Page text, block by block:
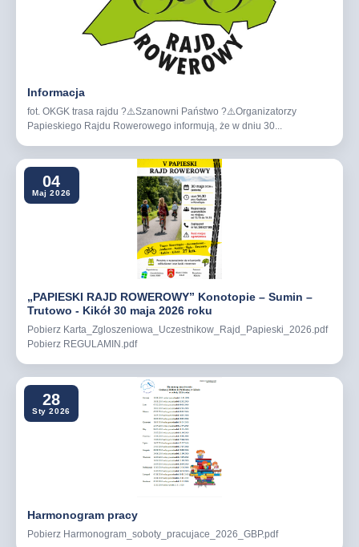
Informacja
fot. OKGK trasa rajdu ?⚠️Szanowni Państwo ?⚠️Organizatorzy
Papieskiego Rajdu Rowerowego informują, że w dniu 30...
04
Maj 2026
„PAPIESKI RAJD ROWEROWY” Konotopie – Sumin –
Trutowo - Kikół 30 maja 2026 roku
Pobierz Karta_Zgloszeniowa_Uczestnikow_Rajd_Papieski_2026.pdf
Pobierz REGULAMIN.pdf
28
Sty 2026
Harmonogram pracy
Pobierz Harmonogram_soboty_pracujace_2026_GBP.pdf